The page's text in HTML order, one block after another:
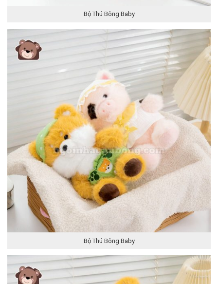
Bộ Thú Bông Baby
Bộ Thú Bông Baby